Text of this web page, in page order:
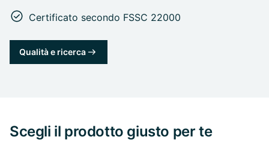
Certificato secondo FSSC 22000
Qualità e ricerca
Scegli il prodotto giusto per te